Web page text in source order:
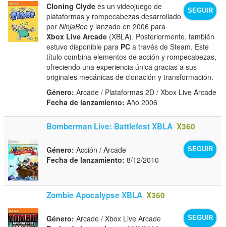
SEGUIR
Cloning Clyde es un videojuego de
plataformas y rompecabezas desarrollado
porNinjaBee y lanzado en 2006 para
Xbox Live Arcade (XBLA). Posteriormente, también
estuvo disponible para PC a través de Steam. Este
título combina elementos de acción y rompecabezas,
ofreciendo una experiencia única gracias a sus
originales mecánicas de clonación y transformación.
Género: Arcade / Plataformas 2D / Xbox Live Arcade
Fecha de lanzamiento: Año 2006
Bomberman Live: Battlefest XBLA X360
SEGUIR
Género: Acción / Arcade
Fecha de lanzamiento: 8/12/2010
Zombie Apocalypse XBLA X360
SEGUIR
Género: Arcade / Xbox Live Arcade